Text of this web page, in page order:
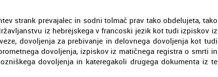
strank prevajalec in sodni tolmač prav tako obdelujeta, tako
iz hebrejskega v francoski jezik kot tudi izpiskov iz
dovoljenja za prebivanje in delovnega dovoljenja kot tudi
dovoljenja, izpiskov iz matičnega registra o smrti in
dovoljenja in kateregakoli drugega dokumenta iz te